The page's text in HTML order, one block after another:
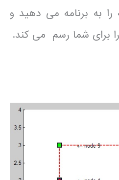
به برنامه می دهید و
برای شما رسم می کند.